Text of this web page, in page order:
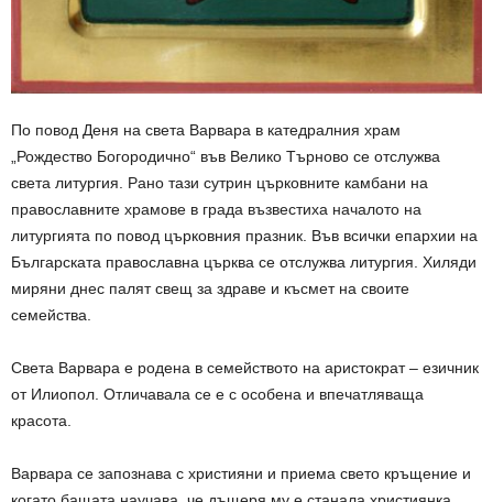
По повод Деня на света Варвара в катедралния храм
„Рождество Богородично“ във Велико Търново се отслужва
света литургия. Рано тази сутрин църковните камбани на
православните храмове в града възвестиха началото на
литургията по повод църковния празник. Във всички епархии на
Българската православна църква се отслужва литургия. Хиляди
миряни днес палят свещ за здраве и късмет на своите
семейства.
Света Варвара е родена в семейството на аристократ – езичник
от Илиопол. Отличавала се е с особена и впечатляваща
красота.
Варвара се запознава с християни и приема свето кръщение и